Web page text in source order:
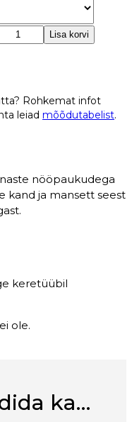
nööpaukudega
kand ja mansett seest
keretüübil
ole.
Lisa korvi
Rohkemat infot
leiad mõõdutabelist.
ka…